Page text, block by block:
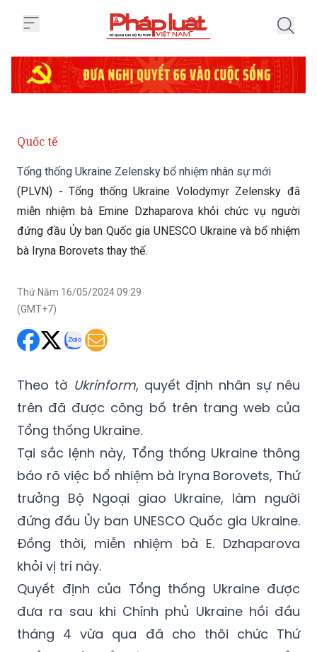
Tổng thống Ukraine Zelensky bổ nhiệm nhân sự mới
miễn nhiệm bà Emine Dzhaparova khỏi chức vụ người
đứng đầu Ủy ban Quốc gia UNESCO Ukraine và bổ nhiệm
bà Iryna Borovets thay thế.
Thứ Năm 16/05/2024 09:29
Theo tờUkrinform
Tổng thống Ukraine.
Tại sắc lệnh này, Tổng thống Ukraine thông
báo rõ việc bổ nhiệm bà Iryna Borovets, Thứ
trưởng Bộ Ngoại giao Ukraine, làm người
đứng đầu Ủy ban UNESCO Quốc gia Ukraine.
Đồng thời, miễn nhiệm bà E. Dzhaparova
khỏi vị trí này.
Quyết định của Tổng thống Ukraine được
đưa ra sau khi Chính phủ Ukraine hồi đầu
tháng 4 vừa qua đã cho thôi chức Thứ
trưởng thứ nhất Bộ Ngoại giao Ukraine của
bà Emine Dzhaparova.